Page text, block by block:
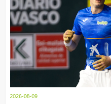
2026-08-09